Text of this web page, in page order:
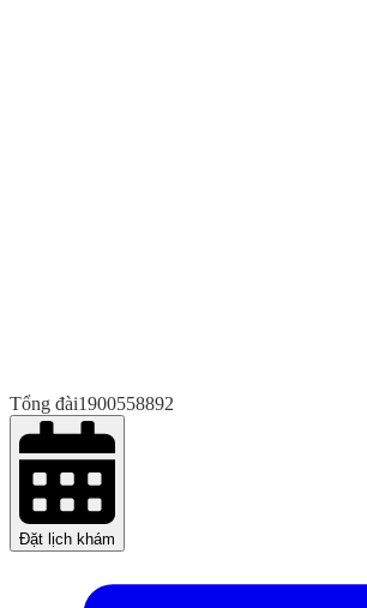
Tổng đài1900558892
Đặt lịch khám